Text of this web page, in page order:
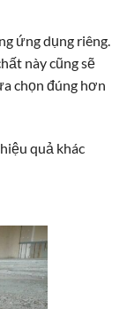
ứng dụng riêng.
này cũng sẽ
chọn đúng hơn
quả khác